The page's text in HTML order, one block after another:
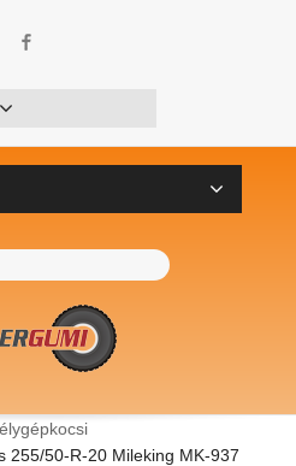
255/50-R-20 Mileking MK-937